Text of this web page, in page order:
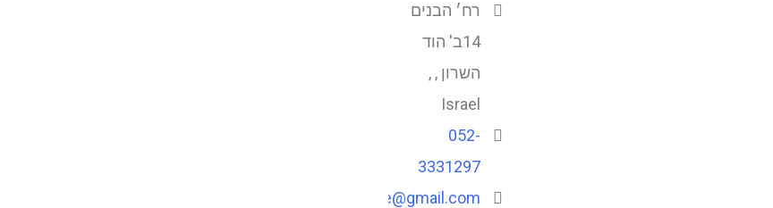
רח׳ הבנים
14ב' הוד
השרון , ,
Israel
052-
3331297
osnatst.office@gmail.com